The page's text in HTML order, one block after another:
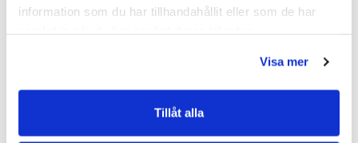
information som du har tillhandahållit eller som de har
Visa mer
Tillåt alla
Relaterade kategorier
Kommod & Tvättställsskåp
Badrumsmöbler